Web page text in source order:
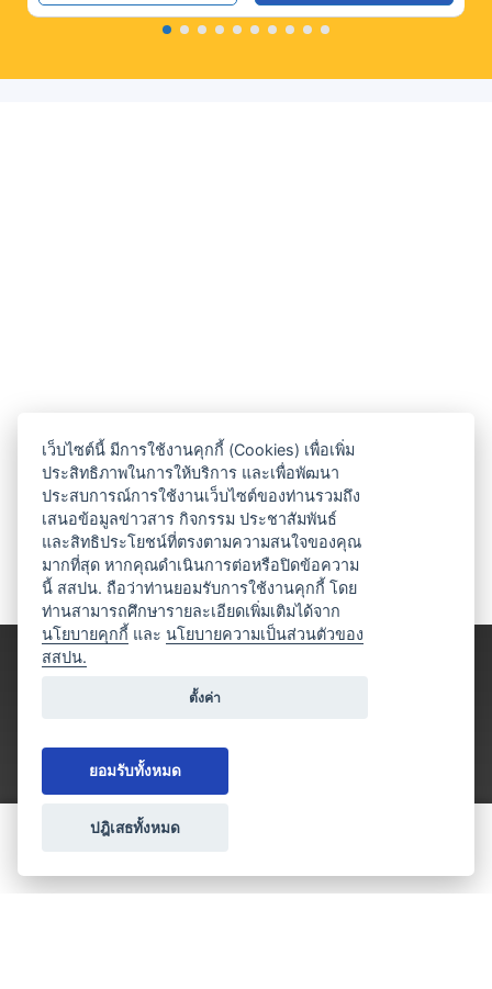
ประเภทธุรกิจไมซ์
เว็บไซต์นี้ มีการใช้งานคุกกี้ (Cookies) เพื่อเพิ่ม
ประสิทธิภาพในการให้บริการ และเพื่อพัฒนา
ประสบการณ์การใช้งานเว็บไซต์ของท่านรวมถึง
เสนอข้อมูลข่าวสาร กิจกรรม ประชาสัมพันธ์
และสิทธิประโยชน์ที่ตรงตามความสนใจของคุณ
มากที่สุด หากคุณดำเนินการต่อหรือปิดข้อความ
นี้ สสปน. ถือว่าท่านยอมรับการใช้งานคุกกี้ โดย
ท่านสามารถศึกษารายละเอียดเพิ่มเติมได้จาก
นโยบายคุกกี้ และนโยบายความเป็นส่วนตัวของ
สสปน.
ตั้งค่า
ยอมรับทั้งหมด
ปฎิเสธทั้งหมด